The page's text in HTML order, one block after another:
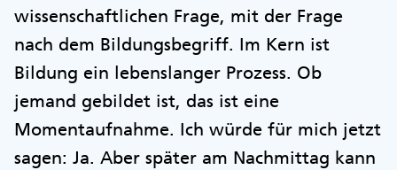
wissenschaftlichen Frage, mit der Frage
nach dem Bildungsbegriff. Im Kern ist
Bildung ein lebenslanger Prozess. Ob
jemand gebildet ist, das ist eine
Momentaufnahme. Ich würde für mich jetzt
sagen: Ja. Aber später am Nachmittag kann